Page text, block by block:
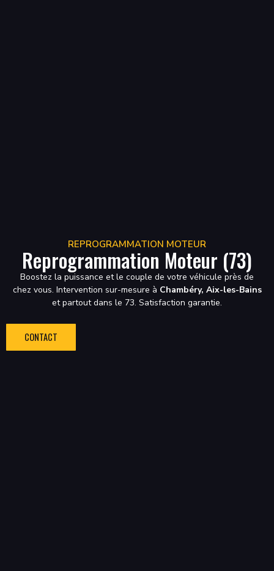
REPROGRAMMATION MOTEUR
Reprogrammation Moteur (73)
Boostez la puissance et le couple de votre véhicule près de
chez vous. Intervention sur-mesure à Chambéry, Aix-les-Bains
et partout dans le 73. Satisfaction garantie.
CONTACT